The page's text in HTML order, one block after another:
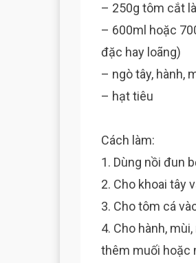
– 250g tôm cắt
– 600ml hoặc
đặc hay loãng)
– ngò tây, hành,
– hạt tiêu
Cách làm:
1. Dùng nồi đun
2. Cho khoai tây
3. Cho tôm cá
4. Cho hành,
thêm muối hoặc